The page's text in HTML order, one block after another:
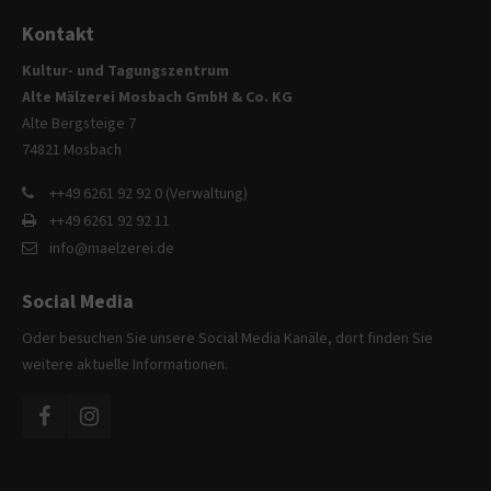
About us
Lorem ipsum dolor sit amet, consectetuer
adipiscing elit.
sociis natoque penatibus et magnis dis parturient montes,
nascetur ridiculus mus. Donec quam felis, ultricies nec.
Kontakt
Kultur- und Tagungszentrum
Alte Mälzerei Mosbach GmbH & Co. KG
Alte Bergsteige 7
74821 Mosbach
++49 6261 92 92 0 (Verwaltung)
++49 6261 92 92 11
info@maelzerei.de
Social Media
Oder besuchen Sie unsere Social Media Kanäle, dort finden Sie
weitere aktuelle Informationen.